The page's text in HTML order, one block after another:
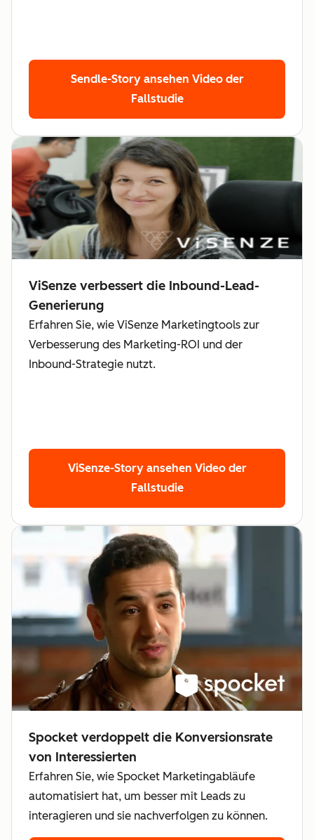
Sendle-Story ansehen Video der
Fallstudie
ViSenze verbessert die Inbound-Lead-
Generierung
Erfahren Sie, wie ViSenze Marketingtools zur
Verbesserung des Marketing-ROI und der
Inbound-Strategie nutzt.
ViSenze-Story ansehen Video der
Fallstudie
Spocket verdoppelt die Konversionsrate
von Interessierten
Erfahren Sie, wie Spocket Marketingabläufe
automatisiert hat, um besser mit Leads zu
interagieren und sie nachverfolgen zu können.